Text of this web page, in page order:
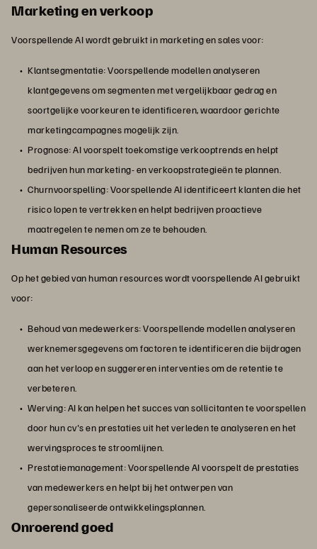
Marketing en verkoop
Voorspellende AI wordt gebruikt in marketing en sales voor:
Klantsegmentatie: Voorspellende modellen analyseren
klantgegevens om segmenten met vergelijkbaar gedrag en
soortgelijke voorkeuren te identificeren, waardoor gerichte
marketingcampagnes mogelijk zijn.
Prognose: AI voorspelt toekomstige verkooptrends en helpt
bedrijven hun marketing- en verkoopstrategieën te plannen.
Churnvoorspelling: Voorspellende AI identificeert klanten die het
risico lopen te vertrekken en helpt bedrijven proactieve
maatregelen te nemen om ze te behouden.
Human Resources
Op het gebied van human resources wordt voorspellende AI gebruikt
voor:
Behoud van medewerkers: Voorspellende modellen analyseren
werknemersgegevens om factoren te identificeren die bijdragen
aan het verloop en suggereren interventies om de retentie te
verbeteren.
Werving: AI kan helpen het succes van sollicitanten te voorspellen
door hun cv's en prestaties uit het verleden te analyseren en het
wervingsproces te stroomlijnen.
Prestatiemanagement: Voorspellende AI voorspelt de prestaties
van medewerkers en helpt bij het ontwerpen van
gepersonaliseerde ontwikkelingsplannen.
Onroerend goed